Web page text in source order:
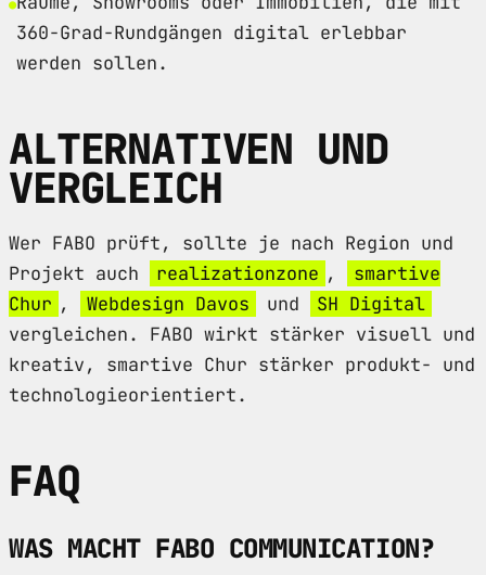
360-Grad-Rundgängen digital erlebbar
werden sollen.
ALTERNATIVEN UND
VERGLEICH
Wer FABO prüft, sollte je nach Region und
Projekt auch
realizationzone ,
smartive
Chur , Webdesign Davos und
SH Digital
vergleichen. FABO wirkt stärker visuell und
kreativ, smartive Chur stärker produkt- und
technologieorientiert.
FAQ
WAS MACHT FABO COMMUNICATION?